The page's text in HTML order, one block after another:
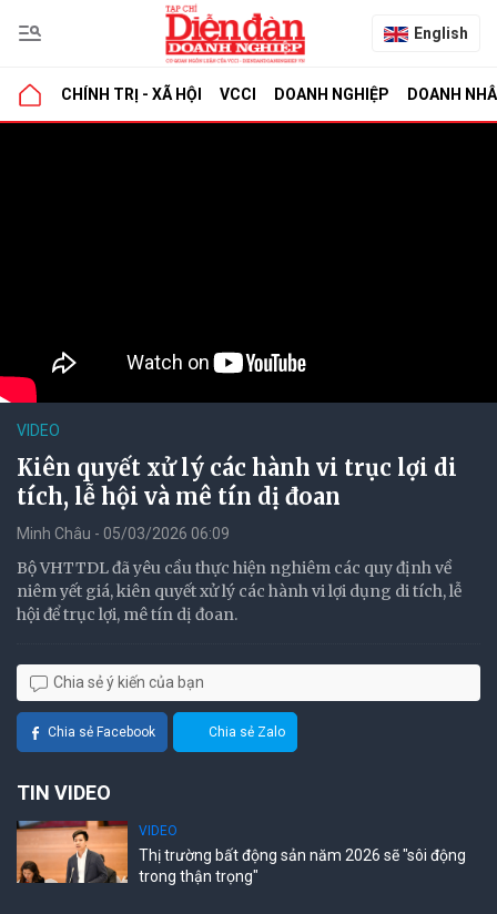
English
CHÍNH TRỊ - XÃ HỘI VCCI DOANH NGHIỆP DOANH
VIDEO
Kiên quyết xử lý các hành vi trục lợi di
tích, lễ hội và mê tín dị đoan
Minh Châu - 05/03/2026 06:09
Bộ VHTTDL đã yêu cầu thực hiện nghiêm các quy định về
niêm yết giá, kiên quyết xử lý các hành vi lợi dụng di tích, lễ
hội để trục lợi, mê tín dị đoan.
Chia sẻ ý kiến của bạn
Chia sẻ Facebook Chia sẻ Zalo
TIN VIDEO
VIDEO
Thị trường bất động sản năm 2026 sẽ "sôi động
trong thận trọng"